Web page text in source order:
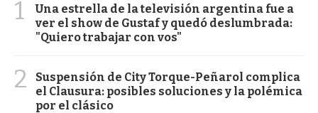
1
Una estrella de la televisión argentina fue a
ver el show de Gustaf y quedó deslumbrada:
"Quiero trabajar con vos"
2
Suspensión de City Torque-Peñarol complica
el Clausura: posibles soluciones y la polémica
por el clásico